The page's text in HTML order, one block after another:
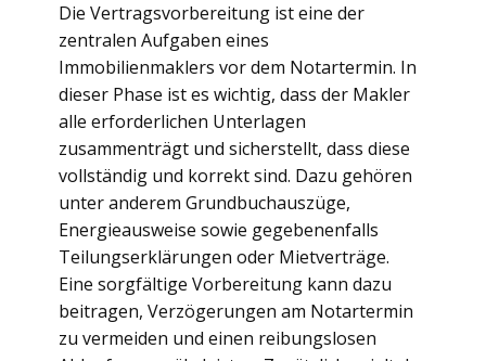
Die Vertragsvorbereitung ist eine der
zentralen Aufgaben eines
Immobilienmaklers vor dem Notartermin. In
dieser Phase ist es wichtig, dass der Makler
alle erforderlichen Unterlagen
zusammenträgt und sicherstellt, dass diese
vollständig und korrekt sind. Dazu gehören
unter anderem Grundbuchauszüge,
Energieausweise sowie gegebenenfalls
Teilungserklärungen oder Mietverträge.
Eine sorgfältige Vorbereitung kann dazu
beitragen, Verzögerungen am Notartermin
zu vermeiden und einen reibungslosen